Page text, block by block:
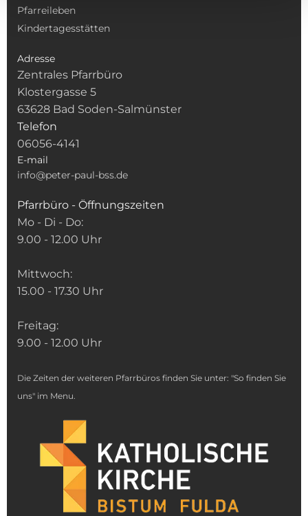
Pfarreileben
Kindertagesstätten
Adresse
Zentrales Pfarrbüro
Klostergasse 5
63628 Bad Soden-Salmünster
Telefon
06056-4141
E-mail
info@peter-paul-bss.de
Pfarrbüro - Öffnungszeiten
Mo - Di - Do:
9.00 - 12.00 Uhr
Mittwoch:
15.00 - 17.30 Uhr
Freitag:
9.00 - 12.00 Uhr
Die Zeiten der weiteren Pfarrbüros finden Sie unter: "So finden Sie
uns" im Menu.